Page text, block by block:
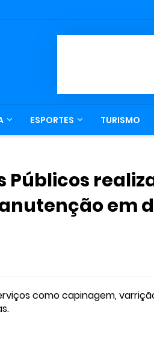
ESPORTES TURISMO
Públicos
em
como capinagem,